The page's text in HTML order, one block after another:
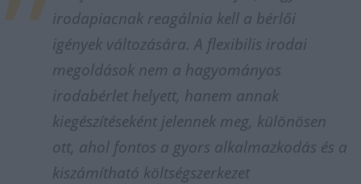
irodapiacnak reagálnia kell a bérlői
igények változására. A flexibilis irodai
megoldások nem a hagyományos
irodabérlet helyett, hanem annak
kiegészítéseként jelennek meg, különösen
ott, ahol fontos a gyors alkalmazkodás és a
kiszámítható költségszerkezet